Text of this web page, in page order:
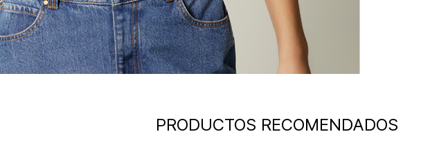
PRODUCTOS RECOMENDADOS